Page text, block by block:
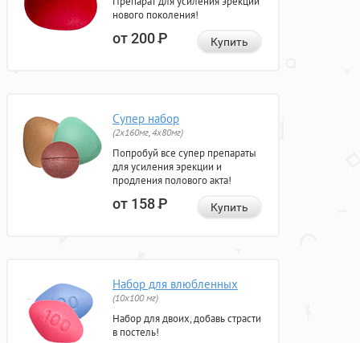
нового поколения!
от 200Р Купить
Супер набор
(2х160мг, 4х80мг)
Попробуй все супер препараты
для усиления эрекции и
продления полового акта!
от 158Р Купить
Набор для влюбленных
(10х100 мг)
Набор для двоих, добавь страсти
в постель!